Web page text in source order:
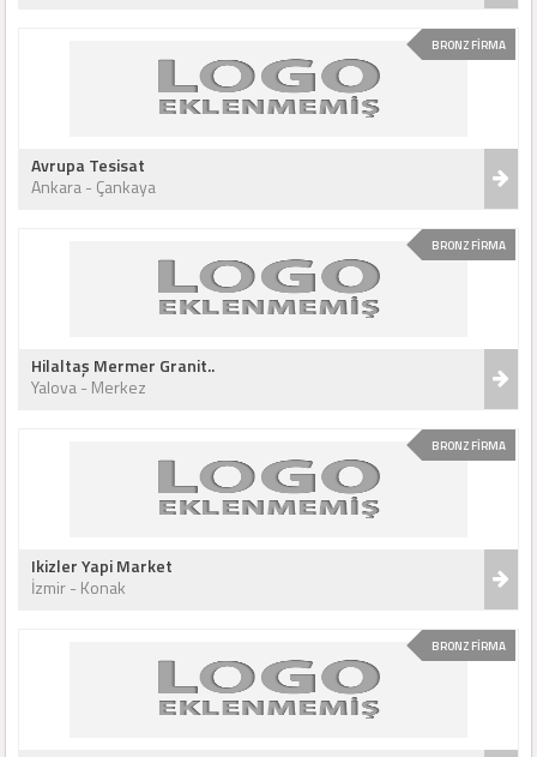
BRONZ FİRMA
Avrupa Tesisat
Ankara - Çankaya
BRONZ FİRMA
Hilaltaş Mermer Granit..
Yalova - Merkez
BRONZ FİRMA
Ikizler Yapi Market
İzmir - Konak
BRONZ FİRMA